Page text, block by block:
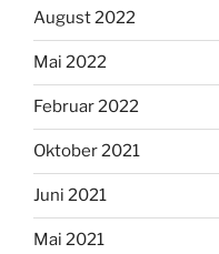
August 2022
Mai 2022
Februar 2022
Oktober 2021
Juni 2021
Mai 2021